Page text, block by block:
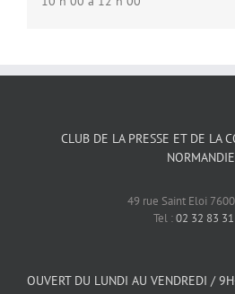
CLUB DE LA PRESSE ET DE LA
NORMANDIE
49 rue Saint Eloi
Tel :02 32 83
OUVERT DU LUNDI AU VENDREDI /